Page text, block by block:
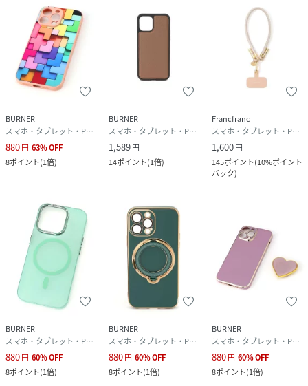
BURNER
スマホ・タブレット・PCケース/カバー
880円 63%OFF
8ポイント(1倍)
BURNER
スマホ・タブレット・PCケース/カバー
1,589円
14ポイント(1倍)
Francfranc
スマホ・タブレット・PCケース/カバー
1,600円
145ポイント(10%ポイント
バック)
BURNER
スマホ・タブレット・PCケース/カバー
880円 60%OFF
8ポイント(1倍)
BURNER
スマホ・タブレット・PCケース/カバー
880円 60%OFF
8ポイント(1倍)
BURNER
スマホ・タブレット・PCケース/カバー
880円 60%OFF
8ポイント(1倍)